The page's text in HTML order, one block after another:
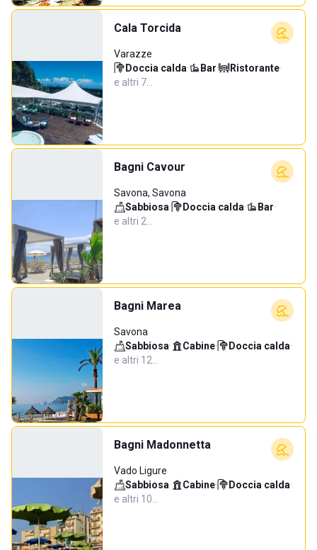
Cala Torcida
Varazze
Doccia calda· Bar· Ristorante·
e altri 7…
Bagni Cavour
Savona, Savona
Sabbiosa· Doccia calda· Bar·
e altri 2…
Bagni Marea
Savona
Sabbiosa· Cabine· Doccia calda·
e altri 12…
Bagni Madonnetta
Vado Ligure
Sabbiosa· Cabine· Doccia calda·
e altri 10…